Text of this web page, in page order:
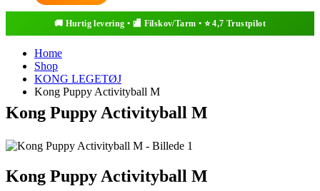
Home
Shop
KONG LEGETØJ
Kong Puppy Activityball M
Kong Puppy Activityball M
Kong Puppy Activityball M